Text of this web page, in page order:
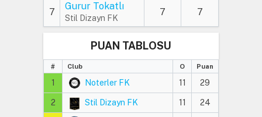
7
Gurur Tokatlı
Stil Dizayn FK
7 7
PUAN TABLOSU
# Club O Puan
1 Noterler FK 11 29
2 Stil Dizayn FK 11 24